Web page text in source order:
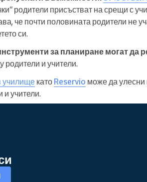
родители присъстват на срещи с
че почти половината родители не
си.
за планиране могат да
родители и учители.
училище като Reservio може да улесни
учители.